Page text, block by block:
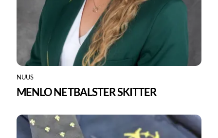
NUUS
MENLO NETBALSTER SKITTER